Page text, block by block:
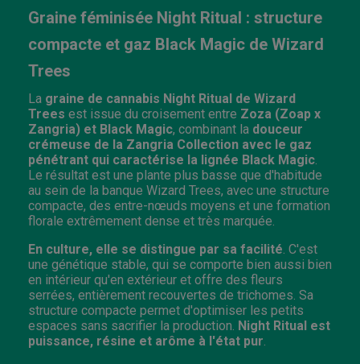
Graine féminisée Night Ritual : structure
compacte et gaz Black Magic de Wizard
Trees
La graine de cannabis Night Ritual de Wizard
Trees est issue du croisement entre Zoza (Zoap x
Zangria) et Black Magic, combinant la douceur
crémeuse de la Zangria Collection avec le gaz
pénétrant qui caractérise la lignée Black Magic
Le résultat est une plante plus basse que d'habitude
au sein de la banque Wizard Trees, avec une structure
compacte, des entre-nœuds moyens et une formation
florale extrêmement dense et très marquée.
En culture, elle se distingue par sa facilité . C'est
une génétique stable, qui se comporte bien aussi bien
en intérieur qu'en extérieur et offre des fleurs
serrées, entièrement recouvertes de trichomes. Sa
structure compacte permet d'optimiser les petits
espaces sans sacrifier la production. Night Ritual est
puissance, résine et arôme à l'état pur